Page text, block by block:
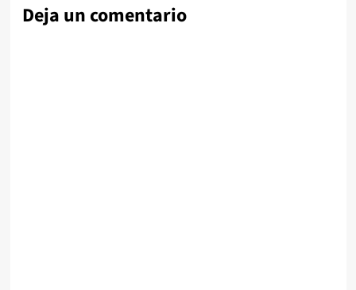
Deja un comentario